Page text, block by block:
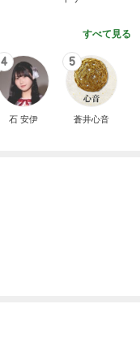
すべて見る
4
石 安伊
5
蒼井心音